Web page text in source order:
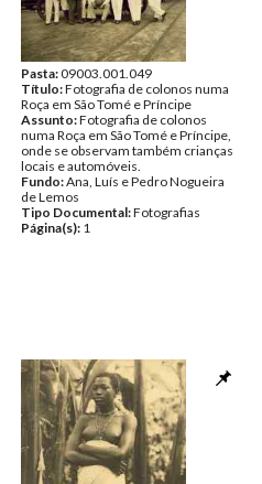
Pasta:09003.001.049
Título:Fotografia de colonos numa
Roça em São Tomé e Príncipe
Assunto:Fotografia de colonos
numa Roça em São Tomé e Príncipe,
onde se observam também crianças
locais e automóveis.
Fundo:Ana, Luís e Pedro Nogueira
de Lemos
Tipo Documental:Fotografias
Página(s): 1